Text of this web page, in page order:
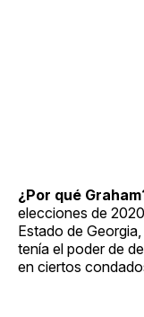
¿Por qué
elecciones de
Estado de
tenía el poder de
en ciertos